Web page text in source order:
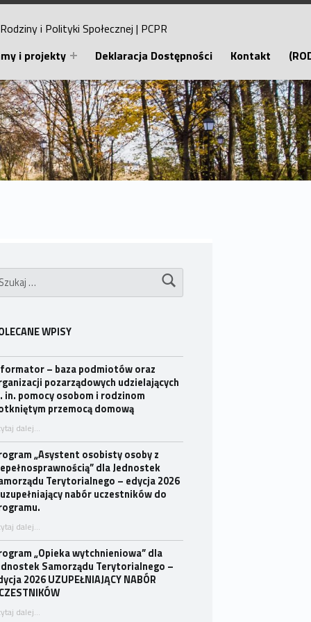
i Polityki Społecznej | PCPR
i projekty Deklaracja Dostępności Kontakt
WPISY
– baza podmiotów oraz
pozarządowych udzielających
in. pomocy osobom i rodzinom
przemocą domową
dalej“Informator – baza podmiotów oraz organizacji pozarządowych udzielających m. in. pomocy osobom i rodzinom dotkniętym przemocą domową”
…
„Asystent osobisty osoby z
dla Jednostek
Terytorialnego – edycja 2026
nabór uczestników do
dalej“Program „Asystent osobisty osoby z niepełnosprawnością” dla Jednostek Samorządu Terytorialnego – edycja 2026 – uzupełniający nabór uczestników do Programu.”
…
„Opieka wytchnieniowa” dla
Samorządu Terytorialnego –
2026 UZUPEŁNIAJĄCY NABÓR
dalej“Program „Opieka wytchnieniowa” dla Jednostek Samorządu Terytorialnego – edycja 2026 UZUPEŁNIAJĄCY NABÓR UCZESTNIKÓW”
…